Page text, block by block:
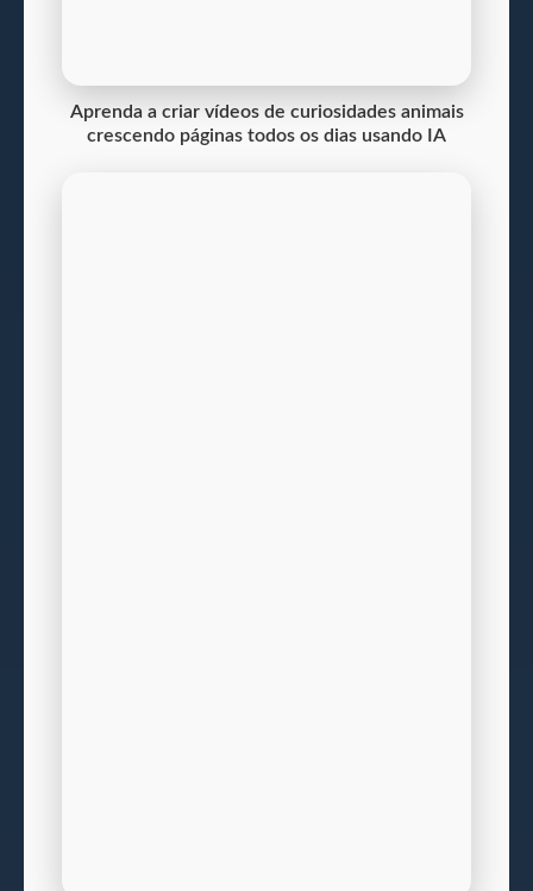
Aprenda a criar vídeos de curiosidades animais
crescendo páginas todos os dias usando IA